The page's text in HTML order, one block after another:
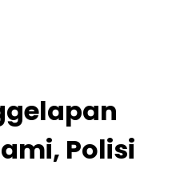
Polisi